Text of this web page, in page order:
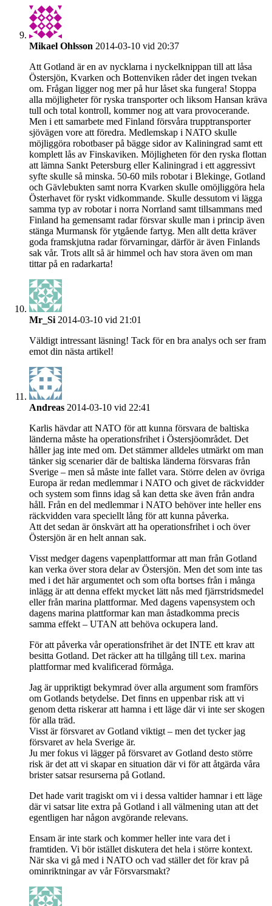
Mikael Ohlsson 2014-03-10 vid 20:37
Att Gotland är en av nycklarna i nyckelknippan till att låsa
Östersjön, Kvarken och Bottenviken råder det ingen tvekan
om. Frågan ligger nog mer på hur låset ska fungera! Stoppa
alla möjligheter för ryska transporter och liksom Hansan kräva
tull och total kontroll, kommer nog att vara provocerande.
Men i ett samarbete med Finland försvåra trupptransporter
sjövägen vore att föredra. Medlemskap i NATO skulle
möjliggöra robotbaser på bägge sidor av Kaliningrad samt ett
komplett lås av Finskaviken. Möjligheten för den ryska flottan
att lämna Sankt Petersburg eller Kaliningrad i ett aggressivt
syfte skulle så minska. 50-60 mils robotar i Blekinge, Gotland
och Gävlebukten samt norra Kvarken skulle omöjliggöra hela
Österhavet för ryskt vidkommande. Skulle dessutom vi lägga
samma typ av robotar i norra Norrland samt tillsammans med
Finland ha gemensamt radar försvar skulle man i princip även
stänga Murmansk för ytgående fartyg. Men allt detta kräver
goda framskjutna radar förvarningar, därför är även Finlands
sak vår. Trots allt så är himmel och hav stora även om man
tittar på en radarkarta!
Mr_Si 2014-03-10 vid 21:01
Väldigt intressant läsning! Tack för en bra analys och ser fram
emot din nästa artikel!
Andreas 2014-03-10 vid 22:41
Karlis hävdar att NATO för att kunna försvara de baltiska
länderna måste ha operationsfrihet i Östersjöområdet. Det
håller jag inte med om. Det stämmer alldeles utmärkt om man
tänker sig scenarier där de baltiska länderna försvaras från
Sverige – men så måste inte fallet vara. Större delen av övriga
Europa är redan medlemmar i NATO och givet de räckvidder
och system som finns idag så kan detta ske även från andra
håll. Från en del medlemmar i NATO behöver inte heller ens
räckvidden vara speciellt lång för att kunna påverka.
Att det sedan är önskvärt att ha operationsfrihet i och över
Östersjön är en helt annan sak.
Visst medger dagens vapenplattformar att man från Gotland
kan verka över stora delar av Östersjön. Men det som inte tas
med i det här argumentet och som ofta bortses från i många
inlägg är att denna effekt mycket lätt nås med fjärrstridsmedel
eller från marina plattformar. Med dagens vapensystem och
dagens marina plattformar kan man åstadkomma precis
samma effekt – UTAN att behöva ockupera land.
För att påverka vår operationsfrihet är det INTE ett krav att
besitta Gotland. Det räcker att ha tillgång till t.ex. marina
plattformar med kvalificerad förmåga.
Jag är uppriktigt bekymrad över alla argument som framförs
om Gotlands betydelse. Det finns en uppenbar risk att vi
genom detta riskerar att hamna i ett läge där vi inte ser skogen
för alla träd.
Visst är försvaret av Gotland viktigt – men det tycker jag
försvaret av hela Sverige är.
Ju mer fokus vi lägger på försvaret av Gotland desto större
risk är det att vi skapar en situation där vi för att åtgärda våra
brister satsar resurserna på Gotland.
Det hade varit tragiskt om vi i dessa valtider hamnar i ett läge
där vi satsar lite extra på Gotland i all välmening utan att det
egentligen har någon avgörande relevans.
Ensam är inte stark och kommer heller inte vara det i
framtiden. Vi bör istället diskutera det hela i större kontext.
När ska vi gå med i NATO och vad ställer det för krav på
ominriktningar av vår Försvarsmakt?